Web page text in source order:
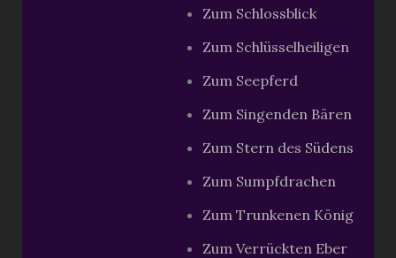
Zum Schlossblick
Zum Schlüsselheiligen
Zum Seepferd
Zum Singenden Bären
Zum Stern des Südens
Zum Sumpfdrachen
Zum Trunkenen König
Zum Verrückten Eber